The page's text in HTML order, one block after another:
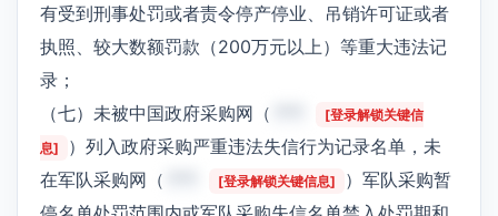
有受到刑事处罚或者责令停产停业、吊销许可证或者
执照、较大数额罚款（200万元以上）等重大违法记
录；
（七）未被中国政府采购网（
[登录解锁关键信
息]
）列入政府采购严重违法失信行为记录名单，未
在军队采购网（
[登录解锁关键信息]
）军队采购暂